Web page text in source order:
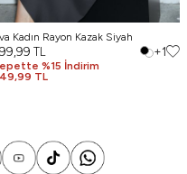
Kadın Rayon Kazak Siyah
TL
%15 İndirim
TL
+1